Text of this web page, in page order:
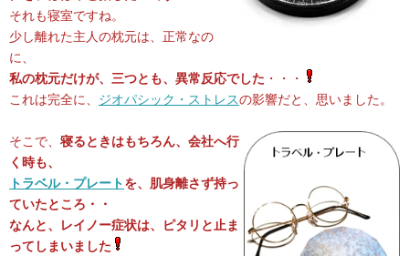
それも寝室ですね。
少し離れた主人の枕元は、正常なの
に、
私の枕元だけが、三つとも、異常反応でした ・・・
これは完全に、 ジオパシック・ストレスの影響だと、思いました。
そこで、 寝るときはもちろん、会社へ行
く時も、
トラベル・プレートを、肌身離さず持っ
ていたところ・・
なんと、レイノー症状は、ピタリと止ま
ってしまいました